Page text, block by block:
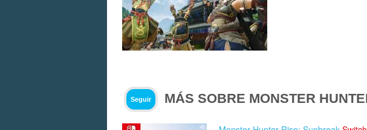
Seguir MÁS SOBRE MONSTER